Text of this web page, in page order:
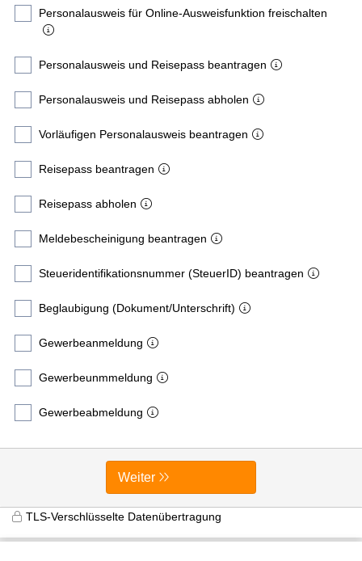
Personalausweis für Online-Ausweisfunktion freischalten
Personalausweis und Reisepass beantragen
Personalausweis und Reisepass abholen
Vorläufigen Personalausweis beantragen
Reisepass beantragen
Reisepass abholen
Meldebescheinigung beantragen
Steueridentifikationsnummer (SteuerID) beantragen
Beglaubigung (Dokument/Unterschrift)
Gewerbeanmeldung
Gewerbeunmmeldung
Gewerbeabmeldung
Weiter
TLS-Verschlüsselte Datenübertragung